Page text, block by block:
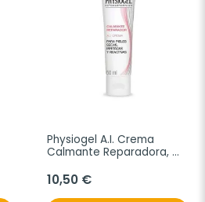
Physiogel A.I. Crema
Calmante Reparadora,
10,50 €